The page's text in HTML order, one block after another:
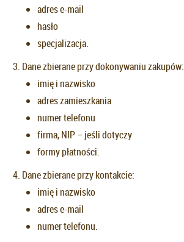
adres e-mail
hasło
specjalizacja.
3. Dane zbierane przy dokonywaniu zakupów:
imię i nazwisko
adres zamieszkania
numer telefonu
firma, NIP – jeśli dotyczy
formy płatności.
4. Dane zbierane przy kontakcie:
imię i nazwisko
adres e-mail
numer telefonu.